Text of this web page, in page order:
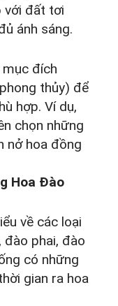
với đất tơi
ánh sáng.
đích
thủy) để
hợp. Ví dụ,
chọn những
nở hoa đồng
Hoa Đào
về các loại
đào phai, đào
có những
gian ra hoa